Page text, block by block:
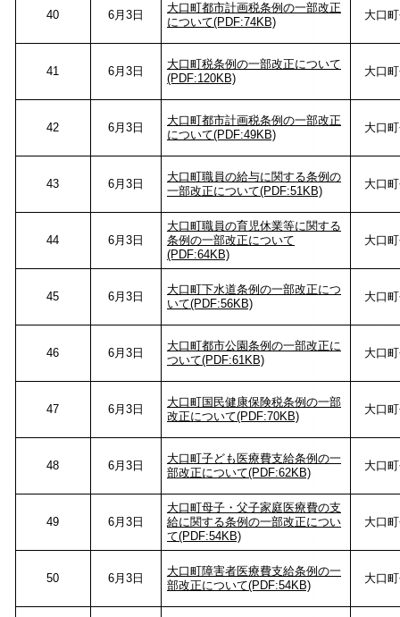
40 6月3日
大口町都市計画税条例の一部改正
について(PDF:74KB)
大口
41 6月3日
大口町税条例の一部改正について
(PDF:120KB)
大口
42 6月3日
大口町都市計画税条例の一部改正
について(PDF:49KB)
大口
43 6月3日
大口町職員の給与に関する条例の
一部改正について(PDF:51KB)
大口
44 6月3日
大口町職員の育児休業等に関する
条例の一部改正について
(PDF:64KB)
大口
45 6月3日
大口町下水道条例の一部改正につ
いて(PDF:56KB)
大口
46 6月3日
大口町都市公園条例の一部改正に
ついて(PDF:61KB)
大口
47 6月3日
大口町国民健康保険税条例の一部
改正について(PDF:70KB)
大口
48 6月3日
大口町子ども医療費支給条例の一
部改正について(PDF:62KB)
大口
49 6月3日
大口町母子・父子家庭医療費の支
給に関する条例の一部改正につい
て(PDF:54KB)
大口
50 6月3日
大口町障害者医療費支給条例の一
部改正について(PDF:54KB)
大口